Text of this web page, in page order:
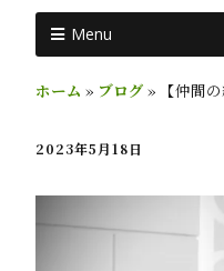
Menu
ホーム » ブログ » 【仲間
2023年5月18日